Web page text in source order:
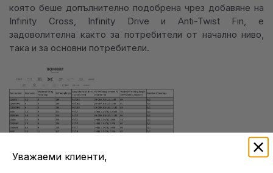
която беше допълнително подобрена чрез добавяне на
Infinity Cross, Infinity Drive и Anti-Twist Fin, е
задоволителна както за потребители от начално ниво,
така и за основни потребители.
Уважаеми клиенти,